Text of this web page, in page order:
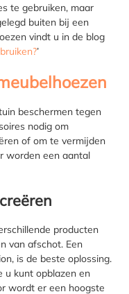
te gebruiken, maar
buiten bij een
vindt u in de blog
’
beschermen tegen
nodig om
of om te vermijden
worden een aantal
producten
van afschot. Een
is de beste oplossing.
u kunt opblazen en
wordt er een hoogste